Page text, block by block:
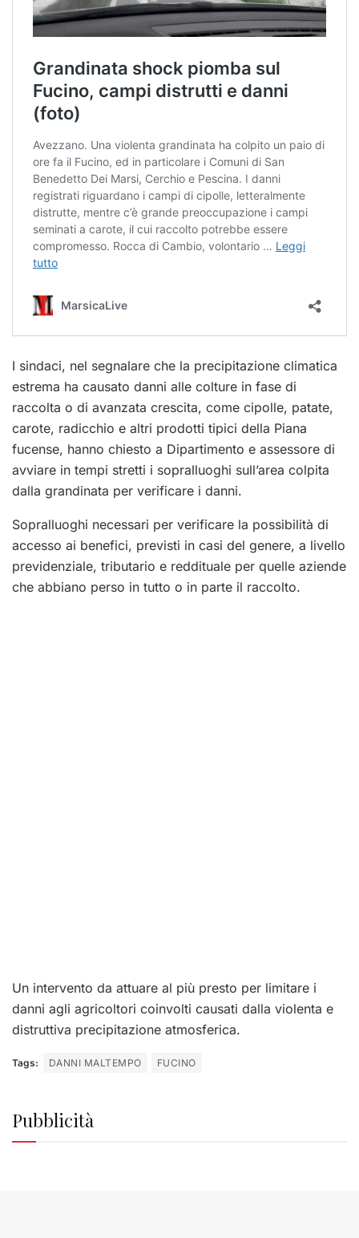
I sindaci, nel segnalare che la precipitazione climatica
estrema ha causato danni alle colture in fase di
raccolta o di avanzata crescita, come cipolle, patate,
carote, radicchio e altri prodotti tipici della Piana
fucense, hanno chiesto a Dipartimento e assessore di
avviare in tempi stretti i sopralluoghi sull’area colpita
dalla grandinata per verificare i danni.
Sopralluoghi necessari per verificare la possibilità di
accesso ai benefici, previsti in casi del genere, a livello
previdenziale, tributario e reddituale per quelle aziende
che abbiano perso in tutto o in parte il raccolto.
Un intervento da attuare al più presto per limitare i
danni agli agricoltori coinvolti causati dalla violenta e
distruttiva precipitazione atmosferica.
Tags: DANNI MALTEMPO FUCINO
Pubblicità